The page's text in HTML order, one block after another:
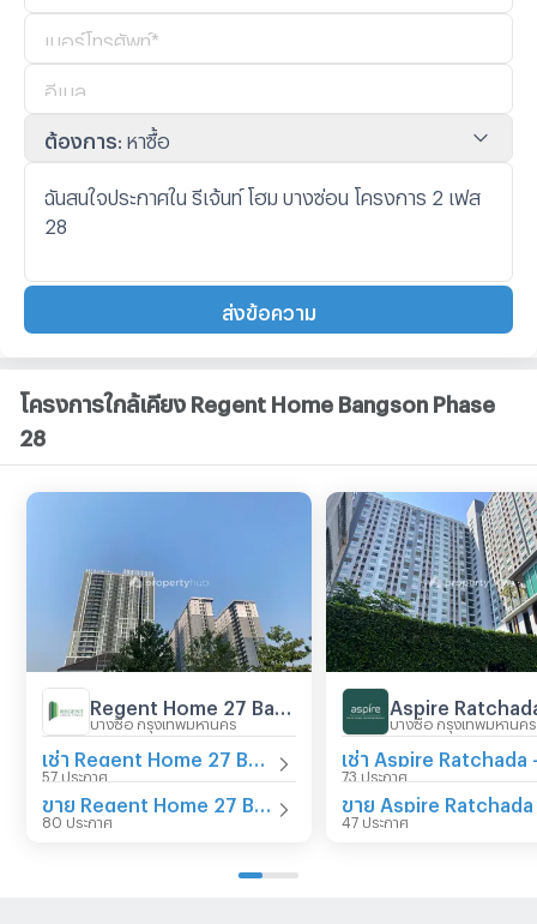
ต้องการ: หาซื้อ
ส่งข้อความ
โครงการใกล้เคียง Regent Home Bangson Phase
28
บางซื่อ กรุงเทพมหานคร
57 ประกาศ
80 ประกาศ
บางซื่อ กรุงเทพมหานคร
73 ประกาศ
47 ประกาศ